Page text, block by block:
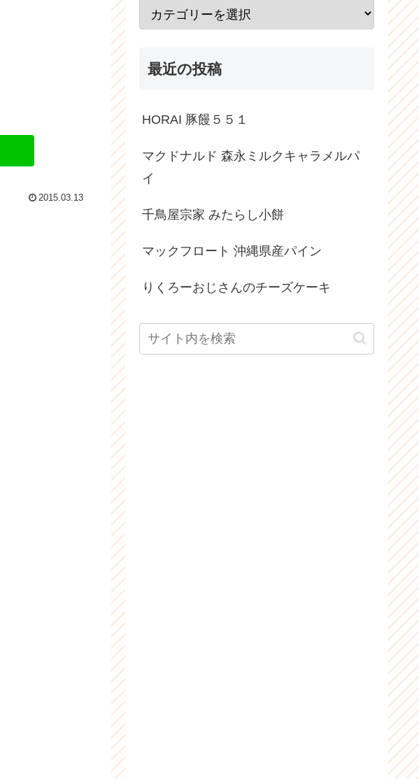
2015.03.13
最近の投稿
HORAI 豚饅５５１
マクドナルド 森永ミルクキャラメルパ
イ
千鳥屋宗家 みたらし小餅
マックフロート 沖縄県産パイン
りくろーおじさんのチーズケーキ